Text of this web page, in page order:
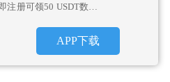
注册可领50 USDT数币
APP下载